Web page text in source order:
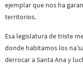
ejemplar que nos ha
territorios.
Esa legislatura de triste
donde habitamos los
derrocar a Santa Ana y